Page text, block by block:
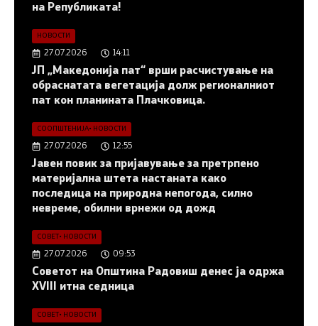
на Републиката!
НОВОСТИ
27.07.2026 14:11
ЈП „Македонија пат“ врши расчистување на
обраснатата вегетација долж регионалниот
пат кон планината Плачковица.
СООПШТЕНИЈА• НОВОСТИ
27.07.2026 12:55
Јавен повик за пријавување за претрпено
материјална штета настаната како
последица на природна непогода, силно
невреме, обилни врнежи од дожд
СОВЕТ • НОВОСТИ
27.07.2026 09:53
Советот на Општина Радовиш денес ја одржа
XVIII итна седница
СОВЕТ • НОВОСТИ